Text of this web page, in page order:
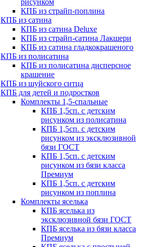
рисунком
КПБ из страйп-поплина
КПБ из сатина
КПБ из сатина Deluxe
КПБ из страйп-сатина Лакшери
КПБ из сатина гладкокрашеного
КПБ из полисатина
КПБ из полисатина дисперсное
крашение
КПБ из шуйского ситца
КПБ для детей и подростков
Комплекты 1,5-спальные
КПБ 1,5сп. с детским
рисунком из полисатина
КПБ 1,5сп. с детским
рисунком из эксклюзивной
бязи ГОСТ
КПБ 1,5сп. с детским
рисунком из бязи класса
Премиум
КПБ 1,5сп. с детским
рисунком из поплина
Комплекты яселька
КПБ яселька из
эксклюзивной бязи ГОСТ
КПБ яселька из бязи класса
Премиум